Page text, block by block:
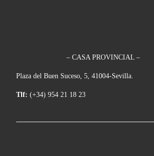
– CASA PROVINCIAL –
Plaza del Buen Suceso, 5, 41004-Sevilla.
Tlf: (+34) 954 21 18 23